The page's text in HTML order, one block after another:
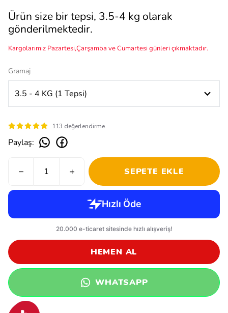
Ürün size bir tepsi, 3.5-4 kg olarak
gönderilmektedir.
Kargolarımız Pazartesi,Çarşamba ve Cumartesi günleri çıkmaktadır.
Gramaj
113 değerlendirme
Paylaş:
SEPETE EKLE
HEMEN AL
WHATSAPP